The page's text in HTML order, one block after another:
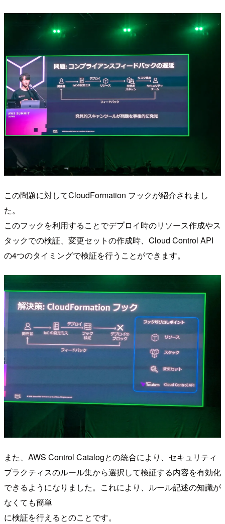
この問題に対してCloudFormation フックが紹介されまし
た。
このフックを利用することでデプロイ時のリソース作成やス
タックでの検証、変更セットの作成時、Cloud Control API
の4つのタイミングで検証を行うことができます。
また、AWS Control Catalogとの統合により、セキュリティ
プラクティスのルール集から選択して検証する内容を有効化
できるようになりました。これにより、ルール記述の知識が
なくても簡単
に検証を行えるとのことです。